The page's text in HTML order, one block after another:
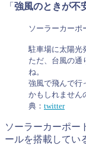
「 強風のときが不
ソーラーカーポ
駐車場に太陽光
ただ、台風の通
ね。
強風で飛んで行
かもしれませ
典： twitter
ソーラーカーポー
ールを搭載してい